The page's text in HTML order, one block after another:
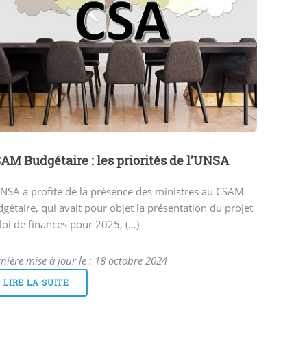
Budgétaire : les priorités de l’UNSA
a profité de la présence des ministres au CSAM
qui avait pour objet la présentation du projet
de finances pour 2025, (…)
mise à jour le : 18 octobre 2024
LIRE LA SUITE